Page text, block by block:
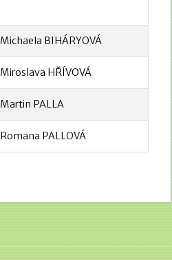
Michaela BIHÁRYOVÁ
Miroslava HŘÍVOVÁ
Martin PALLA
Romana PALLOVÁ